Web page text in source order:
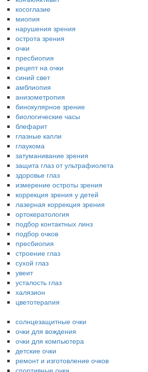
косоглазие
миопия
нарушения зрения
острота зрения
очки
пресбиопия
рецепт на очки
синий свет
амблиопия
анизометропия
бинокулярное зрение
биологические часы
блефарит
глазные капли
глаукома
затуманивание зрения
защита глаз от ультрафиолета
здоровье глаз
измерение остроты зрения
коррекция зрения у детей
лазерная коррекция зрения
ортокератология
подбор контактных линз
подбор очков
пресбиопия
строение глаз
сухой глаз
увеит
усталость глаз
халязион
цветотерапия
солнцезащитные очки
очки для вождения
очки для компьютера
детские очки
ремонт и изготовление очков